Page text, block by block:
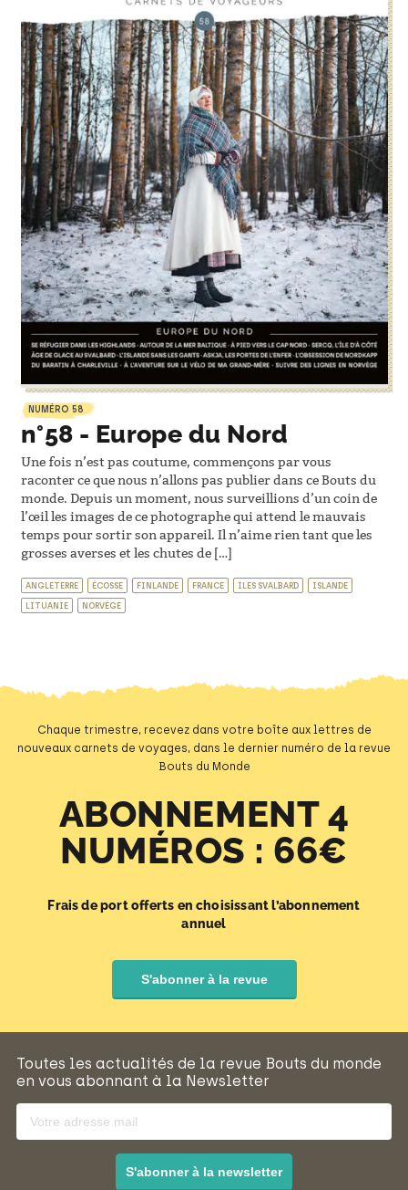
NUMÉRO 58
n°58 - Europe du Nord
Une fois n’est pas coutume, commençons par vous
raconter ce que nous n’allons pas publier dans ce Bouts du
monde. Depuis un moment, nous surveillions d’un coin de
l’œil les images de ce photographe qui attend le mauvais
temps pour sortir son appareil. Il n’aime rien tant que les
grosses averses et les chutes de […]
ANGLETERRE ÉCOSSE FINLANDE FRANCE ILES SVALBARD
ISLANDE
LITUANIE
NORVÈGE
Chaque trimestre, recevez dans votre boîte aux lettres de
nouveaux carnets de voyages, dans le dernier numéro de la revue
Bouts du Monde
ABONNEMENT 4
NUMÉROS : 66€
Frais de port offerts en choisissant l’abonnement
annuel
S'abonner à la revue
Toutes les actualités de la revue Bouts du monde
en vous abonnant à la Newsletter
S'abonner à la newsletter